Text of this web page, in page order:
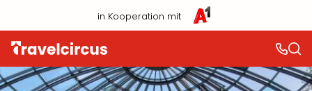
in Kooperation mit